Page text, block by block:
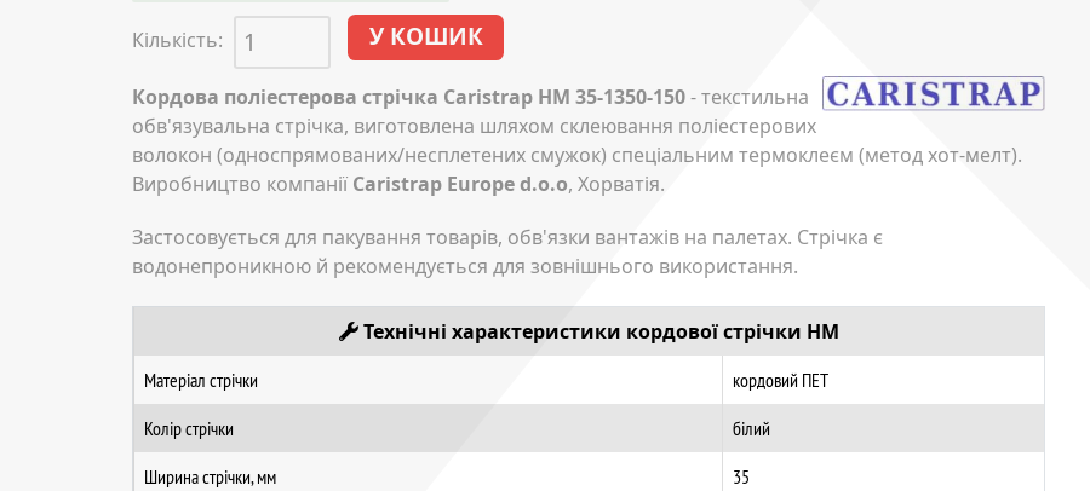
Кількість:
Кордова поліестерова стрічка Caristrap HM 35-1350-150- текстильна
обв'язувальна стрічка, виготовлена шляхом склеювання поліестерових
волокон (односпрямованих/несплетених смужок) спеціальним термоклеєм (метод хот-мелт).
Виробництво компанії Caristrap Europe d.o.o, Хорватія.
Застосовується для пакування товарів, обв'язки вантажів на палетах. Стрічка є
водонепроникною й рекомендується для зовнішнього використання.
Технічні характеристики кордової стрічки HM
Матеріал стрічки
кордовий ПЕТ
Колір стрічки
білий
Ширина стрічки, мм
35